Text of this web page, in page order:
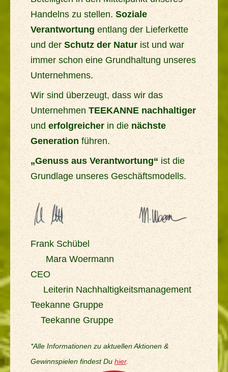
Handelns zu stellen. Soziale
Verantwortung entlang der Lieferkette
und der Schutz der Natur ist und war
immer schon eine Grundhaltung unseres
Unternehmens.
Wir sind überzeugt, dass wir das
Unternehmen TEEKANNE nachhaltiger
und erfolgreicher in die nächste
Generation führen.
„Genuss aus Verantwortung“ ist die
Grundlage unseres Geschäftsmodells.
Frank Schübel
Mara Woermann
CEO
Leiterin Nachhaltigkeitsmanagement
Teekanne Gruppe
Teekanne Gruppe
*Alle Informationen zu aktuellen Aktionen &
Gewinnspielen findest Du hier.